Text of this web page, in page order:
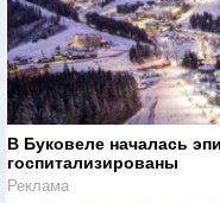
В Буковеле началась
госпитализированы
Реклама